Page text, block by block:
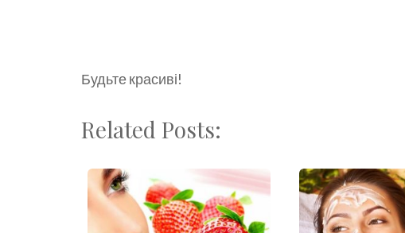
Будьте красиві!
Related Posts: